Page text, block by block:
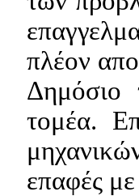
πλέον
Δημόσιο
τομέα.
επαφές με